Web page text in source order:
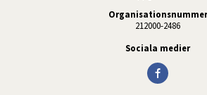
Organisationsnummer
212000-2486
Sociala medier